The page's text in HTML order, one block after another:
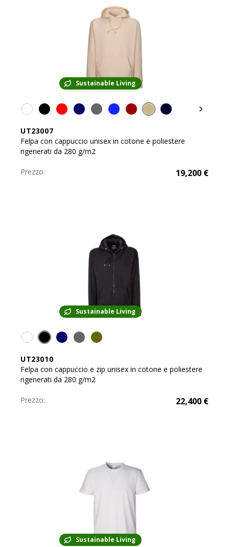
Sustainable Living
UT23007
Felpa con cappuccio unisex in cotone e poliestere
rigenerati da 280 g/m2
Prezzo: 19,200 €
Sustainable Living
UT23010
Felpa con cappuccio e zip unisex in cotone e poliestere
rigenerati da 280 g/m2
Prezzo: 22,400 €
Sustainable Living